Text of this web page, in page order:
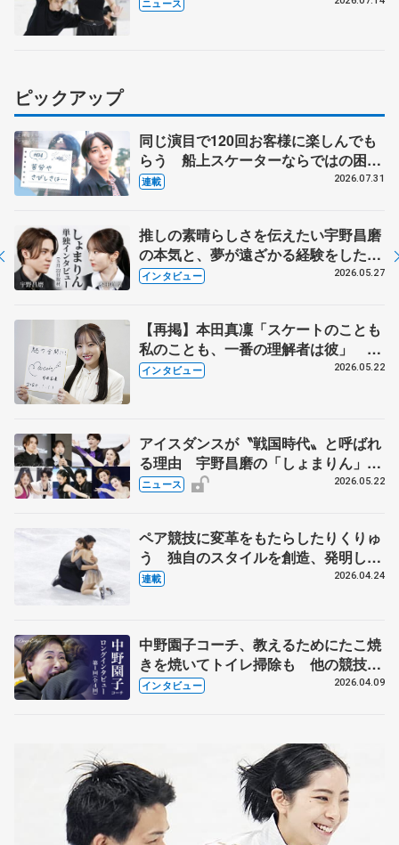
ニュース
ピックアップ
同じ演目で120回お客様に楽しんでも
らう 船上スケーターならではの困難
とは 影響あったPIW前キャプテン松
連載 2026.07.31
推しの素晴らしさを伝えたい宇野昌磨
の本気と、夢が遠ざかる経験をした本
田真凜の覚悟
インタビュー 2026.05.27
【再掲】本田真凜「スケートのことも
私のことも、一番の理解者は彼」 引
退時の単独インタビューで語った競技
インタビュー 2026.05.22
アイスダンスが〝戦国時代〟と呼ばれ
る理由 宇野昌磨の「しょまりん」ら
実力者が相次いで参戦 国内の競争激
ニュース 2026.05.22
ペア競技に変革をもたらしたりくりゅ
う 独自のスタイルを創造、発明した
【引退発表後②】
連載 2026.04.24
中野園子コーチ、教えるためにたこ焼
きを焼いてトイレ掃除も 他の競技に
も通用するという坂本花織の筋肉
インタビュー 2026.04.09